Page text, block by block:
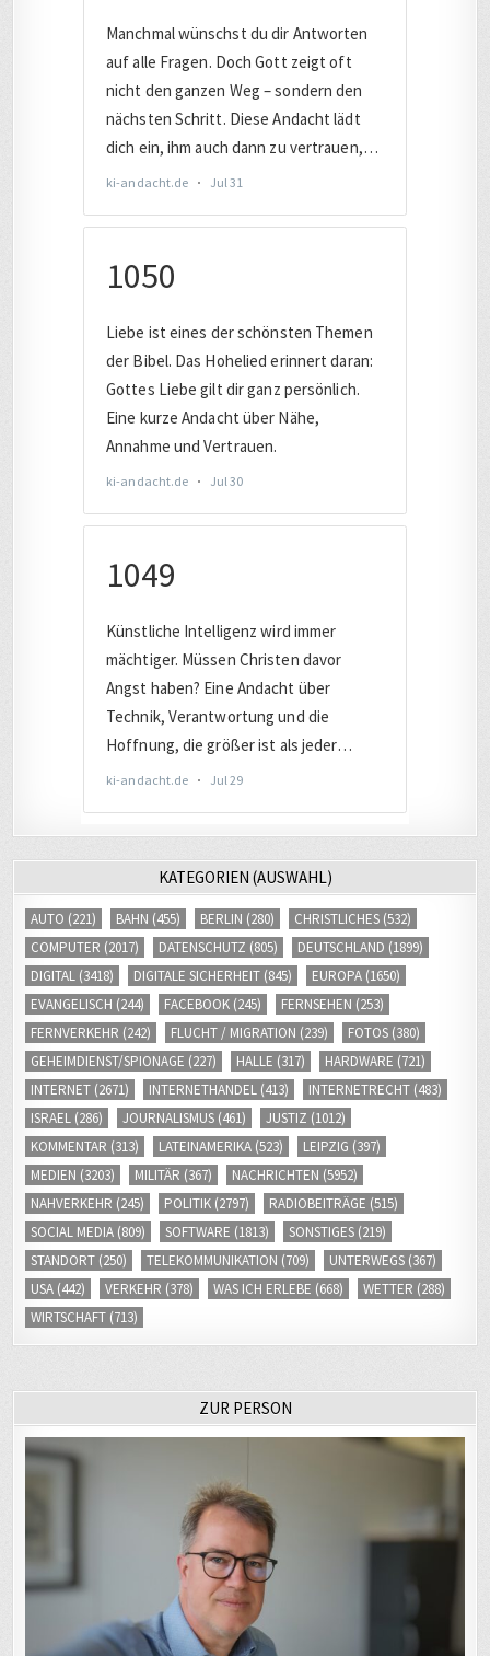
KATEGORIEN (AUSWAHL)
AUTO (221) BAHN (455) BERLIN (280) CHRISTLICHES (532)
COMPUTER (2017) DATENSCHUTZ (805) DEUTSCHLAND (1899)
DIGITAL (3418) DIGITALE SICHERHEIT (845) EUROPA (1650)
EVANGELISCH (244) FACEBOOK (245) FERNSEHEN (253)
FERNVERKEHR (242) FLUCHT / MIGRATION (239) FOTOS (380)
GEHEIMDIENST/SPIONAGE (227) HALLE (317) HARDWARE (721)
INTERNET (2671) INTERNETHANDEL (413) INTERNETRECHT (483)
ISRAEL (286) JOURNALISMUS (461) JUSTIZ (1012)
KOMMENTAR (313) LATEINAMERIKA (523) LEIPZIG (397)
MEDIEN (3203) MILITÄR (367) NACHRICHTEN (5952)
NAHVERKEHR (245) POLITIK (2797) RADIOBEITRÄGE (515)
SOCIAL MEDIA (809) SOFTWARE (1813) SONSTIGES (219)
STANDORT (250) TELEKOMMUNIKATION (709) UNTERWEGS (367)
USA (442) VERKEHR (378) WAS ICH ERLEBE (668) WETTER (288)
WIRTSCHAFT (713)
ZUR PERSON